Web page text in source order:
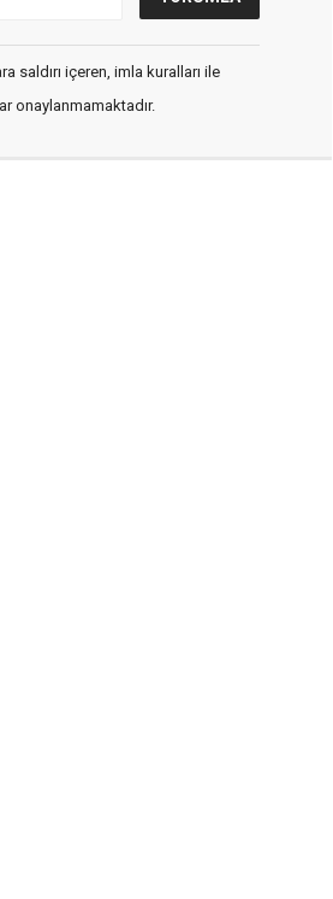
saldırı içeren, imla kuralları ile
onaylanmamaktadır.